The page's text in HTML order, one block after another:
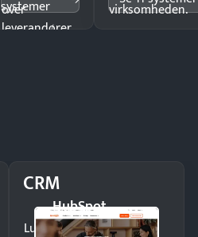
over
leverandører
systemer
virksomheden.
CRM
HubSpot
Luk flere salg med et